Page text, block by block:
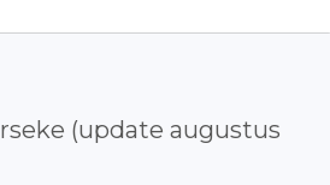
(update augustus